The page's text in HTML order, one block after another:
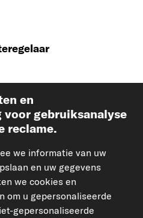
btw, excl. verzendkosten
2-3 werkdagen
en
gebruiksanalyse
reclame.
we informatie van uw
en uw gegevens
we cookies en
om u gepersonaliseerde
gepersonaliseerde